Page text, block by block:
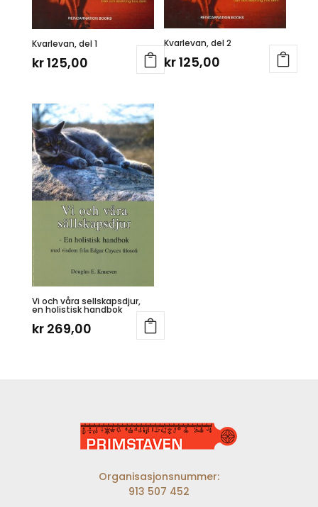
Kvarlevan, del 1
kr125,00
Kvarlevan, del 2
kr125,00
Vi och våra sellskapsdjur,
en holistisk handbok
kr269,00
Organisasjonsnummer:
913 507 452